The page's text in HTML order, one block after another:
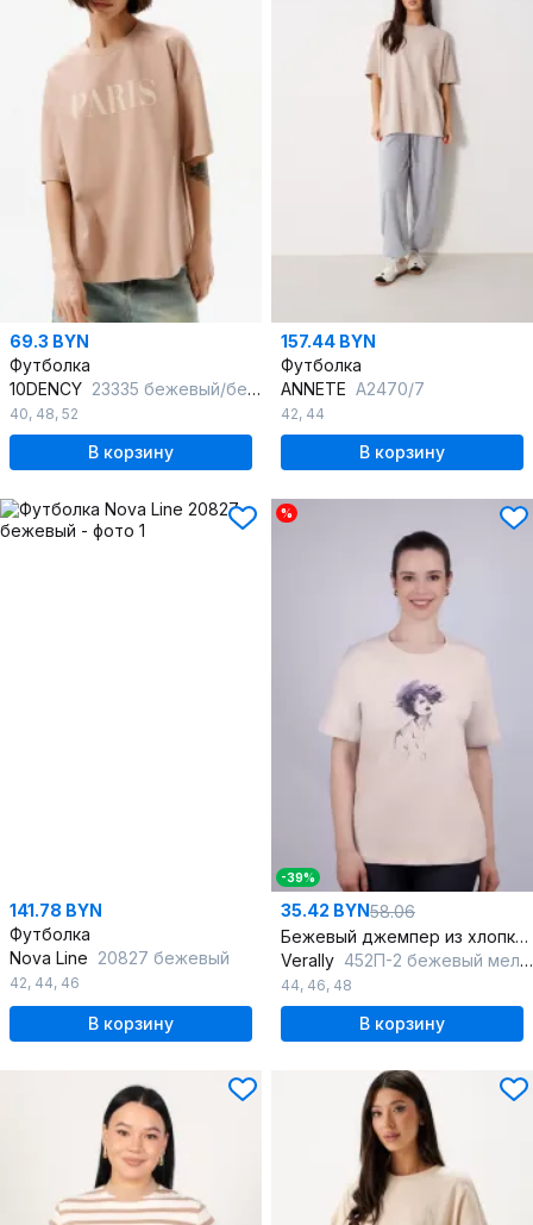
69.3 BYN
Футболка
10DENCY 23335 бежевый/бежевый
40, 48, 52
В корзину
157.44 BYN
Футболка
ANNETE A2470/7
42, 44
В корзину
141.78 BYN
Футболка
Nova Line 20827 бежевый
42, 44, 46
В корзину
%
-39%
35.42 BYN58.06
Бежевый джемпер из хлопка с рукавом со спущенным плечом
Verally 452П-2 бежевый меланж
44, 46, 48
В корзину